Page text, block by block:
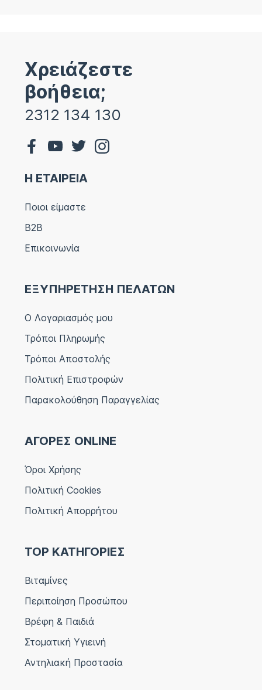
Χρειάζεστε
βοήθεια;
2312 134 130
Η ΕΤΑΙΡΕΙΑ
Ποιοι είμαστε
B2B
Επικοινωνία
ΕΞΥΠΗΡΕΤΗΣΗ ΠΕΛΑΤΩΝ
Ο Λογαριασμός μου
Τρόποι Πληρωμής
Τρόποι Αποστολής
Πολιτική Επιστροφών
Παρακολούθηση Παραγγελίας
ΑΓΟΡΕΣ ONLINE
Όροι Χρήσης
Πολιτική Cookies
Πολιτική Απορρήτου
TOP ΚΑΤΗΓΟΡΙΕΣ
Βιταμίνες
Περιποίηση Προσώπου
Βρέφη & Παιδιά
Στοματική Υγιεινή
Αντηλιακή Προστασία